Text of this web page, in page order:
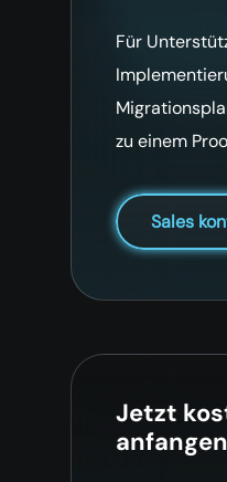
Für
zu einem
Sales
Jetzt
anfangen